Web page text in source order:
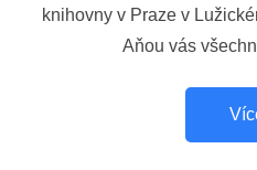
knihovny v Praze v
Aňou vás